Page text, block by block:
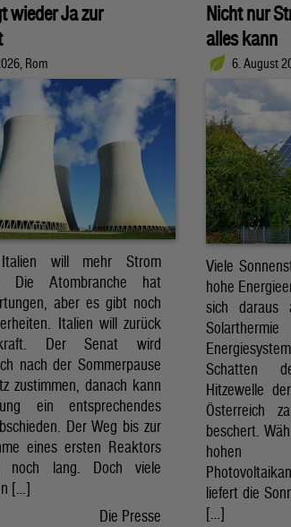
wieder Ja zur
Rom
will mehr Strom
Die Atombranche hat
aber es gibt noch
Italien will zurück
Der Senat wird
nach der Sommerpause
zustimmen, danach kann
ein entsprechendes
Der Weg bis zur
eines ersten Reaktors
noch lang. Doch viele
[…]
Die Presse
Nicht nur
alles kann
6. August
Viele
hohe
sich daraus
Schatten
Hitzewelle
Österreich
beschert.
hohen
liefert die
[…]